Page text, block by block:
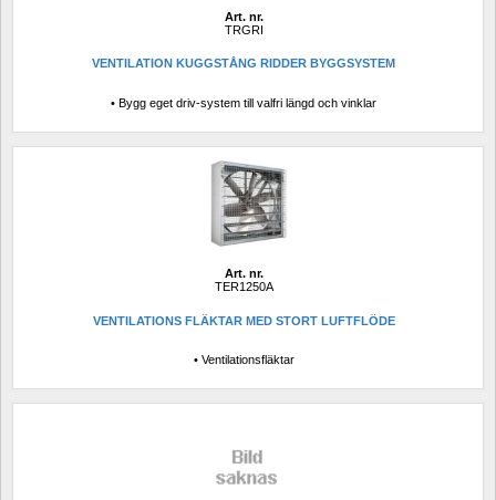
Art. nr.
TRGRI
VENTILATION KUGGSTÅNG RIDDER BYGGSYSTEM
• Bygg eget driv-system till valfri längd och vinklar
Art. nr.
TER1250A
VENTILATIONS FLÄKTAR MED STORT LUFTFLÖDE
• Ventilationsfläktar